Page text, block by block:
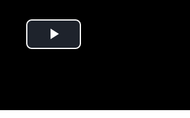
Play